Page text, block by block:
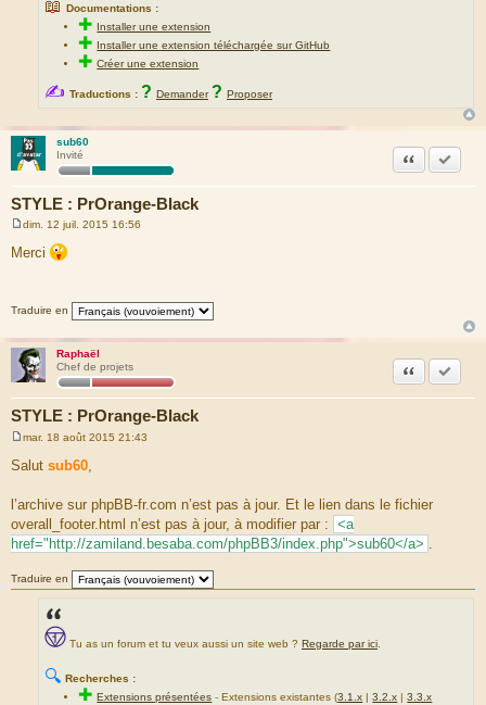
📖 Documentations :
✚ Installer une extension
✚ Installer une extension téléchargée sur GitHub
✚Créer une extension
✍ Traductions : ? Demander ? Proposer
sub60
Invité
STYLE : PrOrange-Black
Citation
s
e
dim. 12 juil. 2015 16:56
Merci
Traduire en
Raphaël
Chef de projets
STYLE : PrOrange-Black
Citation
e
s
g
e
mar. 18 août 2015 21:43
Salut sub60
l’archive sur phpBB-fr.com n’est pas à jour. Et le lien dans le fichier
overall_footer.html n’est pas à jour, à modifier par : <a
href="http://zamiland.besaba.com/phpBB3/index.php">sub60</a>
Traduire en
Tu as un forum et tu veux aussi un site web ? Regarde par ici
🔍 Recherches :
✚Extensions présentées -Extensions existantes (3.1.x |3.2.x |3.3.x